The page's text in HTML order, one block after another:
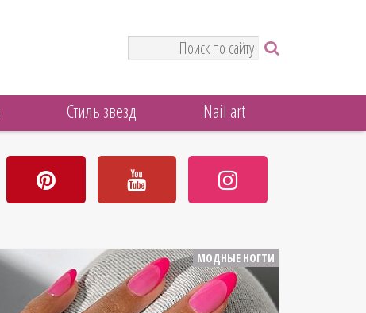
Стиль звезд Nail art
МОДНЫЕ НОГТИ